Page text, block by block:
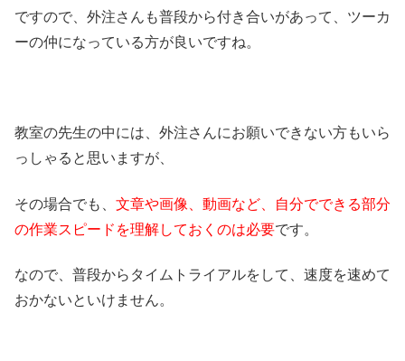
ですので、外注さんも普段から付き合いがあって、ツーカ
ーの仲になっている方が良いですね。
教室の先生の中には、外注さんにお願いできない方もいら
っしゃると思いますが、
その場合でも、 文章や画像、動画など、自分でできる部分
の作業スピードを理解しておくのは必要です。
なので、普段からタイムトライアルをして、速度を速めて
おかないといけません。